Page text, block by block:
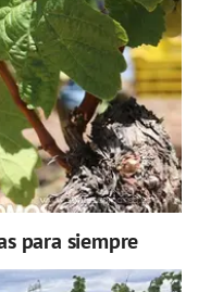
para siempre